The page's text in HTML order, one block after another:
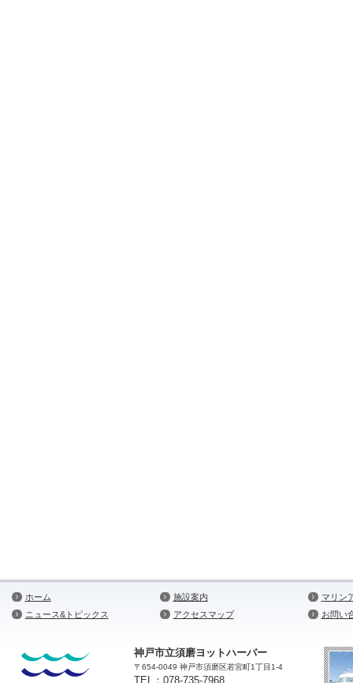
ホーム 施設案内
マリン
ニュース&トピックス
アクセスマップ お問い
神戸市立須磨ヨットハーバー
〒654-0049 神戸市須磨区若宮町1丁目1-4
TEL：078-735-7968